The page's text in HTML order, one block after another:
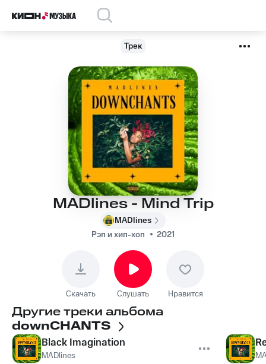
Трек
MADlines - Mind Trip
MADlines
Рэп и хип-хоп
2021
Скачать Слушать Нравится
Другие треки альбома
downCHANTS
Black Imagination
MADlines